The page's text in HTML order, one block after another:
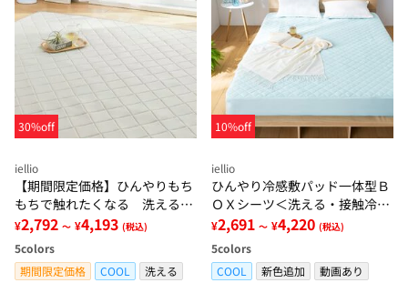
30%off
iellio
【期間限定価格】ひんやりもち
もちで触れたくなる 洗えるラ
グ＜低反発・滑りにくい・接触
冷感・防ダニ・カーペット＞
¥2,792 ～ ¥4,193 (税込)
5colors
期間限定価格
COOL
洗える
10%off
iellio
ひんやり冷感敷パッド一体型Ｂ
ＯＸシーツ＜洗える・接触冷
感・抗菌防臭・時短・家事楽・
ボックスシーツ・寝苦しさ対策
＞
¥2,691 ～ ¥4,220 (税込)
5colors
COOL
新色追加
動画あり